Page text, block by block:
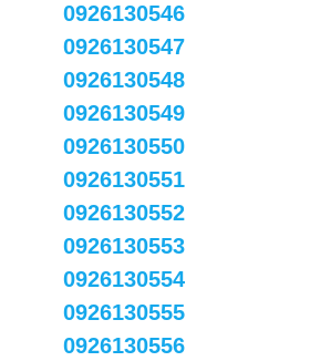
0926130546
0926130547
0926130548
0926130549
0926130550
0926130551
0926130552
0926130553
0926130554
0926130555
0926130556